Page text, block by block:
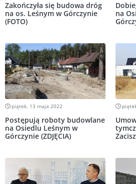
Zakończyła się budowa dróg
na os. Leśnym w Górczynie
(FOTO)
na
piątek, 13 maja 2022
Postępują roboty budowlane
na Osiedlu Leśnym w
Górczynie (ZDJĘCIA)